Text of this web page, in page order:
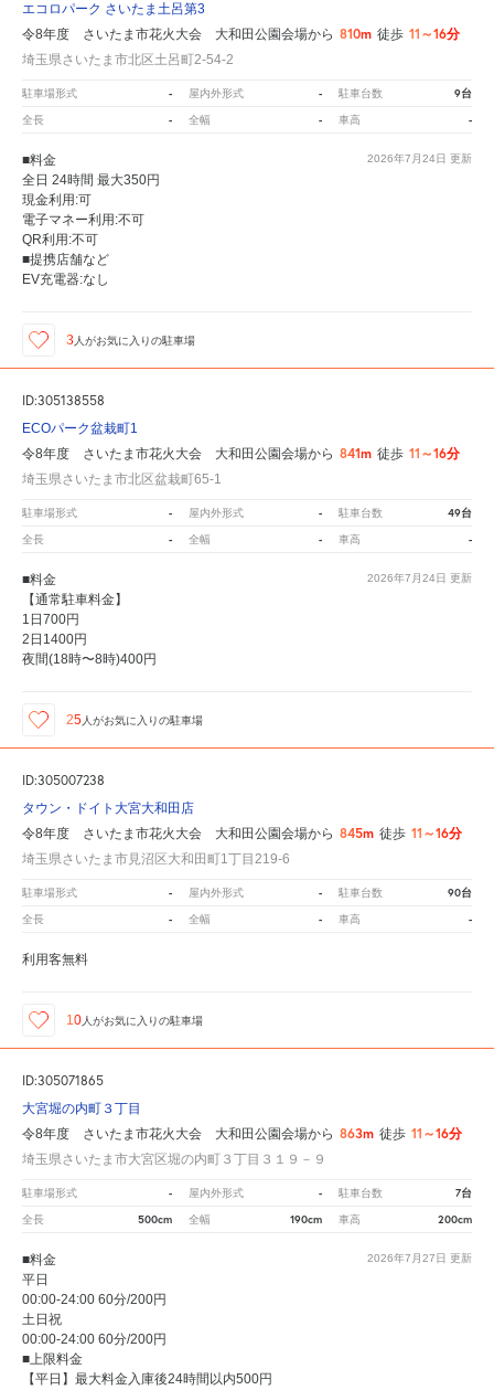
エコロパーク さいたま土呂第3
令8年度 さいたま市花火大会 大和田公園会場から 810m 徒歩 11～16分
埼玉県さいたま市北区土呂町2-54-2
駐車場形式 - 屋内外形式 - 駐車台数 9台
全長 - 全幅 - 車高 -
2026年7月24日 更新
■料金
全日 24時間 最大350円
現金利用:可
電子マネー利用:不可
QR利用:不可
■提携店舗など
EV充電器:なし
3 人がお気に入りの駐車場
ID:305138558
ECOパーク盆栽町1
令8年度 さいたま市花火大会 大和田公園会場から 841m 徒歩 11～16分
埼玉県さいたま市北区盆栽町65-1
駐車場形式 - 屋内外形式 - 駐車台数 49台
全長 - 全幅 - 車高 -
2026年7月24日 更新
■料金
【通常駐車料金】
1日700円
2日1400円
夜間(18時〜8時)400円
25 人がお気に入りの駐車場
ID:305007238
タウン・ドイト大宮大和田店
令8年度 さいたま市花火大会 大和田公園会場から 845m 徒歩 11～16分
埼玉県さいたま市見沼区大和田町1丁目219-6
駐車場形式 - 屋内外形式 - 駐車台数 90台
全長 - 全幅 - 車高 -
利用客無料
10 人がお気に入りの駐車場
ID:305071865
大宮堀の内町３丁目
令8年度 さいたま市花火大会 大和田公園会場から 863m 徒歩 11～16分
埼玉県さいたま市大宮区堀の内町３丁目３１９－９
駐車場形式 - 屋内外形式 - 駐車台数 7台
全長 500cm 全幅 190cm 車高 200cm
2026年7月27日 更新
■料金
平日
00:00-24:00 60分/200円
土日祝
00:00-24:00 60分/200円
■上限料金
【平日】最大料金入庫後24時間以内500円